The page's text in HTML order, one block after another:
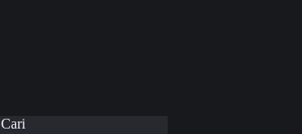
Cari